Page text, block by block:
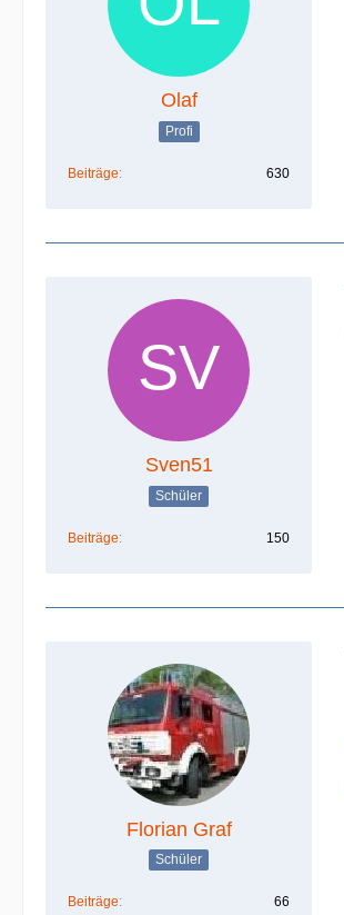
Olaf
Profi
Beiträge 630
Sven51
Schüler
Beiträge 150
Florian Graf
Schüler
Beiträge 66